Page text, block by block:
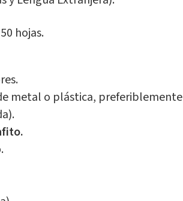
hojas.
metal o plástica, preferiblemente